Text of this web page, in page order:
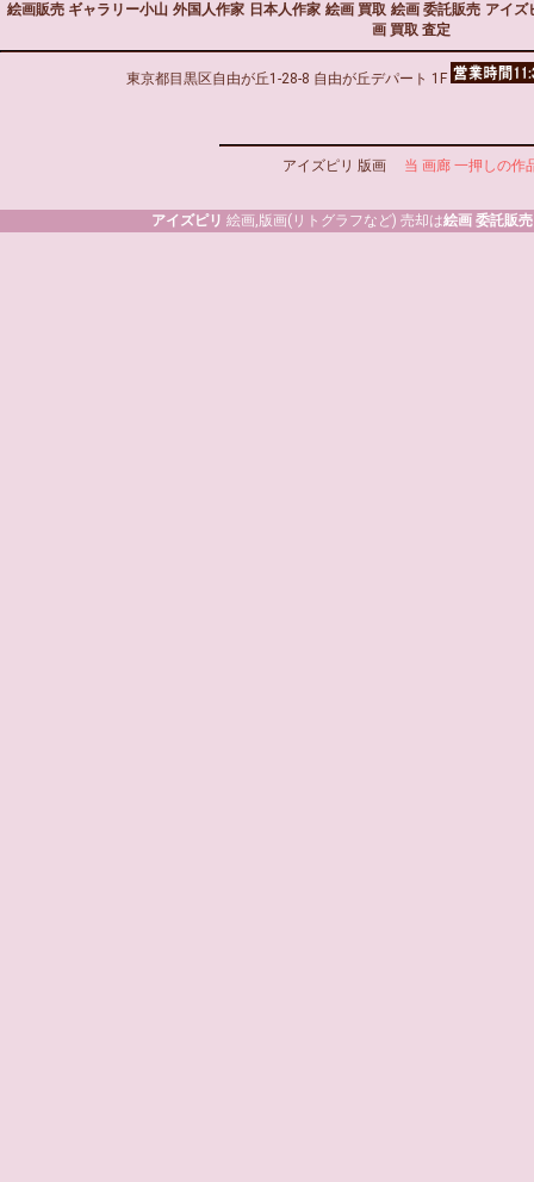
絵画販売 ギャラリー小山 外国人作家 日本人作家 絵画 買取 絵画 委託販売 アイズ
画 買取 査定
東京都目黒区自由が丘1-28-8 自由が丘デパート 1F
アイズピリ 版画 当 画廊 一押しの作
アイズピリ 絵画,版画(リトグラフなど) 売却は絵画 委託販売